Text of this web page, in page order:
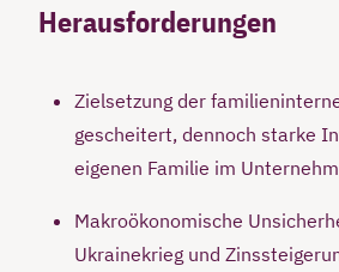
Herausforderungen
Zielsetzung der
gescheitert, dennoch starke
eigenen Familie im
Makroökonomische
Ukrainekrieg und